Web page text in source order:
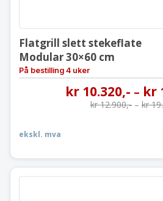
Flatgrill slett stekeflate
Modular 30×60 cm
På bestilling 4 uker
kr 10.320,- – kr
kr12.900,- – kr
ekskl. mva